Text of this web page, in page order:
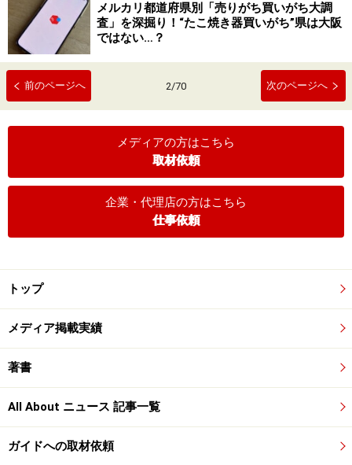
メルカリ都道府県別「売りがち買いがち大調
査」を深掘り！“たこ焼き器買いがち”県は大阪
ではない…？
前のページへ 2/70 次のページへ
メディアの方はこちら
取材依頼
企業・代理店の方はこちら
仕事依頼
トップ
メディア掲載実績
著書
All About ニュース 記事一覧
ガイドへの取材依頼